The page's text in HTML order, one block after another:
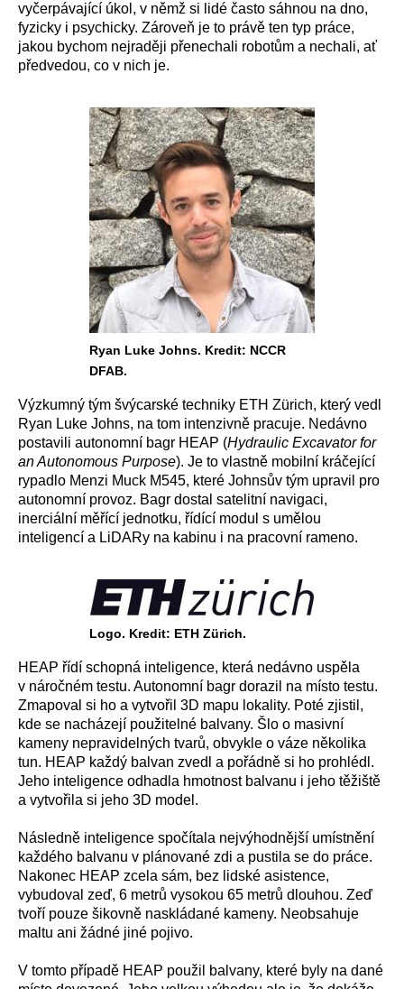
vyčerpávající úkol, v němž si lidé často sáhnou na dno,
fyzicky i psychicky. Zároveň je to právě ten typ práce,
jakou bychom nejraději přenechali robotům a nechali, ať
předvedou, co v nich je.
Ryan Luke Johns. Kredit: NCCR
DFAB.
Výzkumný tým švýcarské techniky ETH Zürich, který vedl
Ryan Luke Johns, na tom intenzivně pracuje. Nedávno
postavili autonomní bagr HEAP (Hydraulic Excavator for
an Autonomous Purpose). Je to vlastně mobilní kráčející
rypadlo Menzi Muck M545, které Johnsův tým upravil pro
autonomní provoz. Bagr dostal satelitní navigaci,
inerciální měřící jednotku, řídící modul s umělou
inteligencí a LiDARy na kabinu i na pracovní rameno.
Logo. Kredit: ETH Zürich.
HEAP řídí schopná inteligence, která nedávno uspěla
v náročném testu. Autonomní bagr dorazil na místo testu.
Zmapoval si ho a vytvořil 3D mapu lokality. Poté zjistil,
kde se nacházejí použitelné balvany. Šlo o masivní
kameny nepravidelných tvarů, obvykle o váze několika
tun. HEAP každý balvan zvedl a pořádně si ho prohlédl.
Jeho inteligence odhadla hmotnost balvanu i jeho těžiště
a vytvořila si jeho 3D model.
Následně inteligence spočítala nejvýhodnější umístnění
každého balvanu v plánované zdi a pustila se do práce.
Nakonec HEAP zcela sám, bez lidské asistence,
vybudoval zeď, 6 metrů vysokou 65 metrů dlouhou. Zeď
tvoří pouze šikovně naskládané kameny. Neobsahuje
maltu ani žádné jiné pojivo.
V tomto případě HEAP použil balvany, které byly na dané